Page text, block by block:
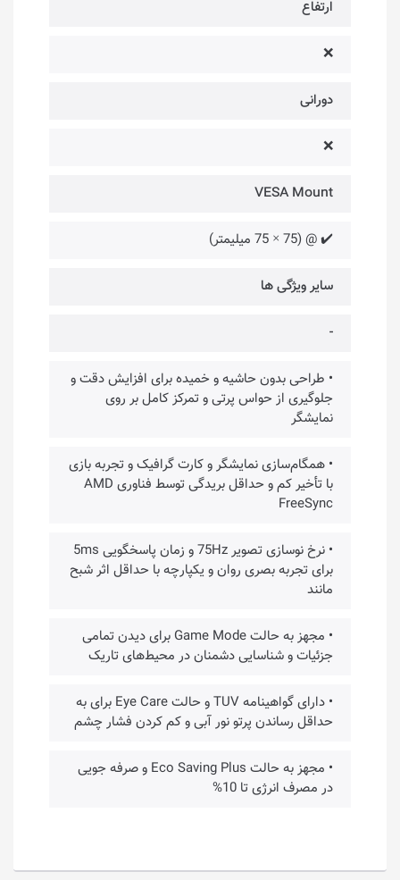
ارتفاع
❌
دورانی
❌
VESA Mount
✔️ @ (75 × 75 میلیمتر)
سایر ویژگی ها
-
• طراحی بدون حاشیه و خمیده برای افزایش دقت و
جلوگیری از حواس پرتی و تمرکز کامل بر روی
نمایشگر
• همگام‌سازی نمایشگر و کارت گرافیک و تجربه بازی
با تأخیر کم و حداقل بریدگی توسط فناوری AMD
FreeSync
• نرخ نوسازی تصویر 75Hz و زمان پاسخگویی 5ms
برای تجربه بصری روان و یکپارچه با حداقل اثر شبح
مانند
• مجهز به حالت Game Mode برای دیدن تمامی
جزئیات و شناسایی دشمنان در محیط‌های تاریک
• دارای گواهینامه TUV و حالت Eye Care برای به
حداقل رساندن پرتو نور آبی و کم کردن فشار چشم
• مجهز به حالت Eco Saving Plus و صرفه جویی
در مصرف انرژی تا 10%